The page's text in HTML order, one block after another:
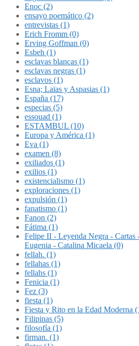
Enoc (2)
ensayo poemático (2)
entrevistas (1)
Erich Fromm (0)
Erving Goffman (0)
Esbeh (1)
esclavas blancas (1)
esclavas negras (1)
esclavos (1)
Esna; Laïas y Aspasias (1)
España (17)
especias (5)
essouad (1)
ESTAMBUL (10)
Europa y América (1)
Eva (1)
examen (8)
exiliados (1)
exilios (1)
existencialismo (1)
exploraciones (1)
expulsión (1)
fanatismo (1)
Fanon (2)
Fátima (1)
Felipe II - Leyenda Negra - Cartas
Eugenia - Catalina Micaela (0)
fellah. (1)
fellahas (1)
fellahs (1)
Fenicia (1)
Fez (3)
fiesta (1)
Fiesta y Rito en la Edad Moderna
Filipinas (5)
filosofía (1)
firman. (1)